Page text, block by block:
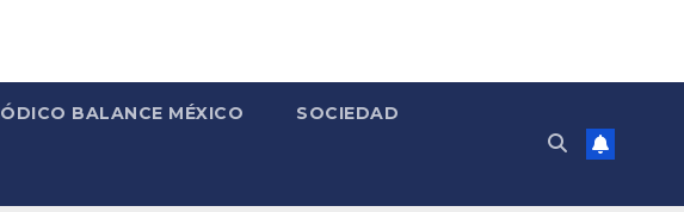
BALANCE MÉXICO SOCIEDAD